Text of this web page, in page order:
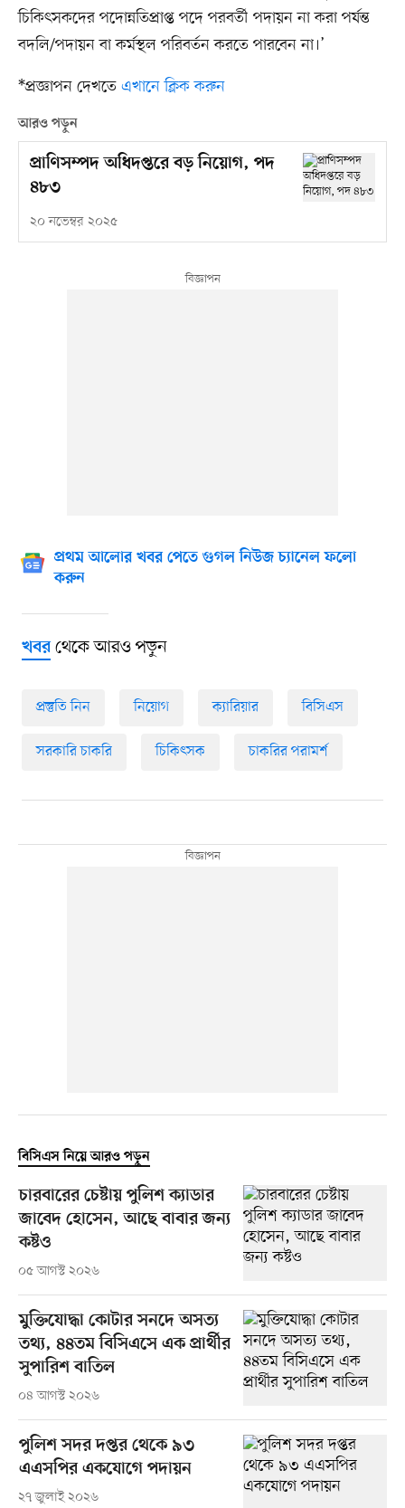
চিকিৎসকদের পদোন্নতিপ্রাপ্ত পদে পরবর্তী পদায়ন না করা পর্যন্ত
বদলি/পদায়ন বা কর্মস্থল পরিবর্তন করতে পারবেন না।’
*প্রজ্ঞাপন দেখতে এখানে ক্লিক করুন
আরও পড়ুন
প্রাণিসম্পদ অধিদপ্তরে বড় নিয়োগ, পদ
৪৮৩
২০ নভেম্বর ২০২৫
প্রথম আলোর খবর পেতে গুগল নিউজ চ্যানেল ফলো
করুন
খবরথেকে আরও পড়ুন
প্রস্তুতি নিন নিয়োগ ক্যারিয়ার বিসিএস
সরকারি চাকরি চিকিৎসক চাকরির পরামর্শ
বিসিএস নিয়ে আরও পড়ুন
চারবারের চেষ্টায় পুলিশ ক্যাডার
জাবেদ হোসেন, আছে বাবার জন্য
কষ্টও
০৫ আগস্ট ২০২৬
মুক্তিযোদ্ধা কোটার সনদে অসত্য
তথ্য, ৪৪তম বিসিএসে এক প্রার্থীর
সুপারিশ বাতিল
০৪ আগস্ট ২০২৬
পুলিশ সদর দপ্তর থেকে ৯৩
এএসপির একযোগে পদায়ন
২৭ জুলাই ২০২৬